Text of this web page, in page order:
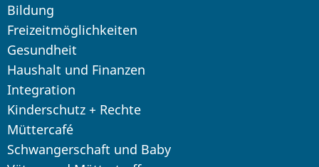
Bildung
Freizeitmöglichkeiten
Gesundheit
Haushalt und Finanzen
Integration
Kinderschutz + Rechte
Müttercafé
Schwangerschaft und Baby